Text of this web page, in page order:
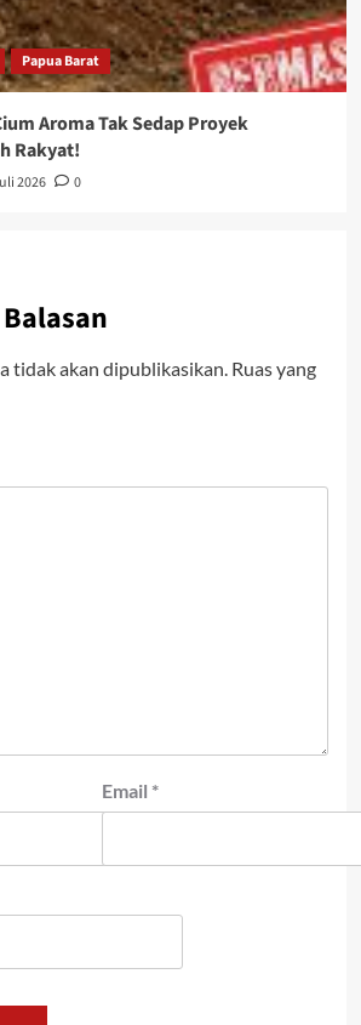
Papua Barat
Aroma Tak Sedap Proyek
Rakyat!
2026 0
tidak akan dipublikasikan. Ruas yang
Email *